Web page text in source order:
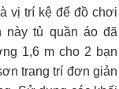
vị trí kệ để đồ chơi
tủ quần áo đã
1,6 m cho 2 bạn
trang trí đơn giản